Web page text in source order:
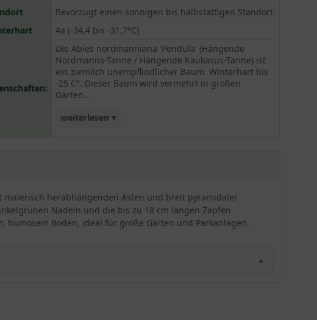
Bevorzugt einen sonnigen bis halbstattigen Standort.
4a (-34,4 bis -31,7°C)
Die Abies nordmanniana 'Pendula' (Hängende
Nordmanns-Tanne / Hängende Kaukasus-Tanne) ist
ein ziemlich unempflindlicher Baum. Winterhart bis
-25 C°. Dieser Baum wird vermehrt in großen
Gärten...
weiterlesen ▾
herabhängenden Ästen und breit pyramidaler
Nadeln und die bis zu 18 cm langen Zapfen
humosem Boden, ideal für große Gärten und Parkanlagen.